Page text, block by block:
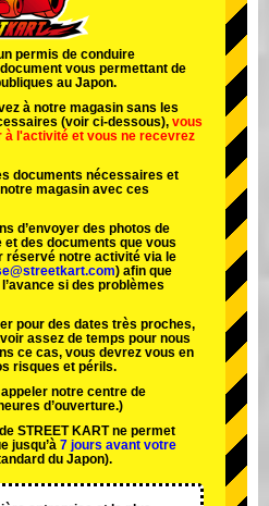
Baie de Tokyo
permis de conduire
vous permettant de
au Japon.
à notre magasin sans les
(voir ci-dessous), vous
à l'activité et vous ne recevrez
documents nécessaires et
magasin avec ces
d’envoyer des photos de
des documents que vous
réservé notre activité via le
) afin que
si des problèmes
pour des dates très proches,
assez de temps pour nous
ce cas, vous devrez vous en
risques et périls.
notre centre de
d’ouverture.)
STREET KART ne permet
jusqu’à 7 jours avant votre
du Japon).